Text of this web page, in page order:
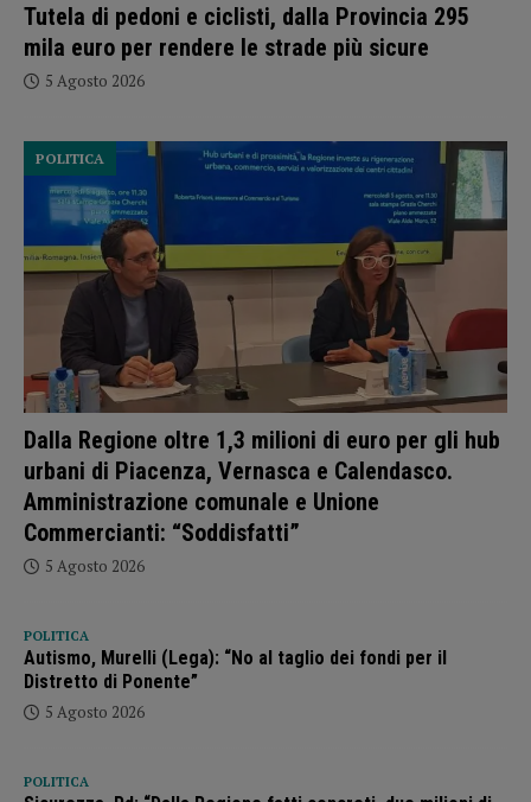
Tutela di pedoni e ciclisti, dalla Provincia 295
mila euro per rendere le strade più sicure
5 Agosto 2026
Dalla Regione oltre 1,3 milioni di euro per gli hub
urbani di Piacenza, Vernasca e Calendasco.
Amministrazione comunale e Unione
Commercianti: “Soddisfatti”
POLITICA
5 Agosto 2026
POLITICA
Autismo, Murelli (Lega): “No al taglio dei fondi per il
Distretto di Ponente”
5 Agosto 2026
POLITICA